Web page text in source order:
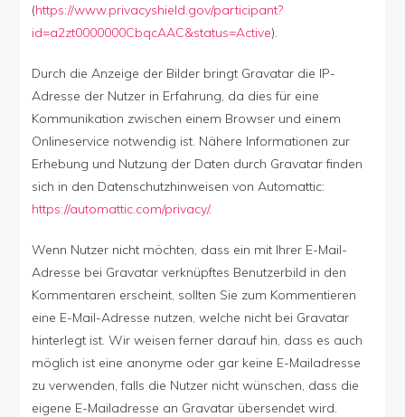
(https://www.privacyshield.gov/participant?
id=a2zt0000000CbqcAAC&status=Active).
Durch die Anzeige der Bilder bringt Gravatar die IP-
Adresse der Nutzer in Erfahrung, da dies für eine
Kommunikation zwischen einem Browser und einem
Onlineservice notwendig ist. Nähere Informationen zur
Erhebung und Nutzung der Daten durch Gravatar finden
sich in den Datenschutzhinweisen von Automattic:
https://automattic.com/privacy/.
Wenn Nutzer nicht möchten, dass ein mit Ihrer E-Mail-
Adresse bei Gravatar verknüpftes Benutzerbild in den
Kommentaren erscheint, sollten Sie zum Kommentieren
eine E-Mail-Adresse nutzen, welche nicht bei Gravatar
hinterlegt ist. Wir weisen ferner darauf hin, dass es auch
möglich ist eine anonyme oder gar keine E-Mailadresse
zu verwenden, falls die Nutzer nicht wünschen, dass die
eigene E-Mailadresse an Gravatar übersendet wird.